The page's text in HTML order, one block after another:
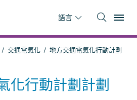
語言
交通電氣化
地方交通電氣化行動計劃
化行動計劃計劃